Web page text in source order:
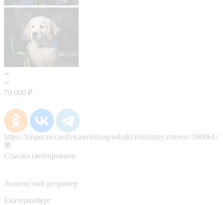
70 000 ₽
https://kinpet.ru/card/ekaterinburg/sobaki/zolotistyy-retriver-100061/
Ссылка скопирована
Золотистый ретривер
Екатеринбург